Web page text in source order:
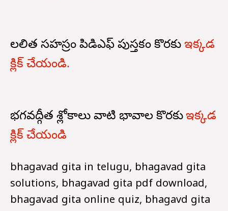
లలిత సహస్రం పిడిఎఫ్ పుస్తకం కొరకు ఇక్కడ
క్లిక్ చేయండి.
భగవద్గీత శ్లోకాలు వాటి భావాల కొరకుఇక్కడ
క్లిక్ చేయండి
bhagavad gita in telugu, bhagavad gita
solutions, bhagavad gita pdf download,
bhagavad gita online quiz, bhagavd gita